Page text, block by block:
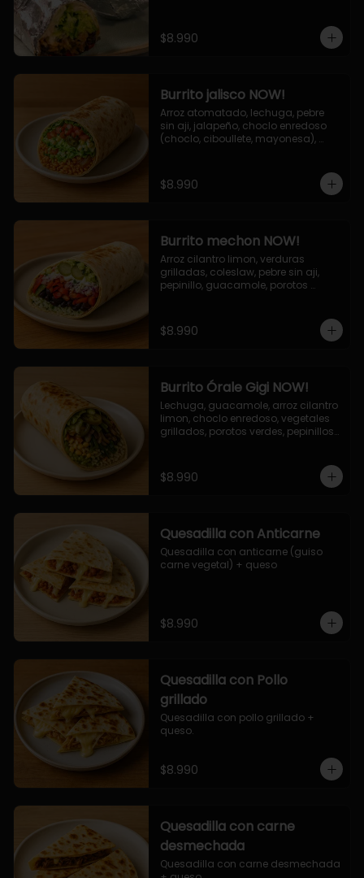
$8.990
Burrito jalisco NOW!
Arroz atomatado, lechuga, pebre
sin aji, jalapeño, choclo enredoso
(choclo, ciboullete, mayonesa),
$8.990
Burrito mechon NOW!
Arroz cilantro limon, verduras
grilladas, coleslaw, pebre sin aji,
pepinillo, guacamole, porotos
$8.990
Burrito Órale Gigi NOW!
Lechuga, guacamole, arroz cilantro
limon, choclo enredoso, vegetales
grillados, porotos verdes, pepinillos
$8.990
Quesadilla con Anticarne
Quesadilla con anticarne (guiso
carne vegetal) + queso
$8.990
Quesadilla con Pollo
grillado
Quesadilla con pollo grillado +
queso.
$8.990
Quesadilla con carne
desmechada
Quesadilla con carne desmechada